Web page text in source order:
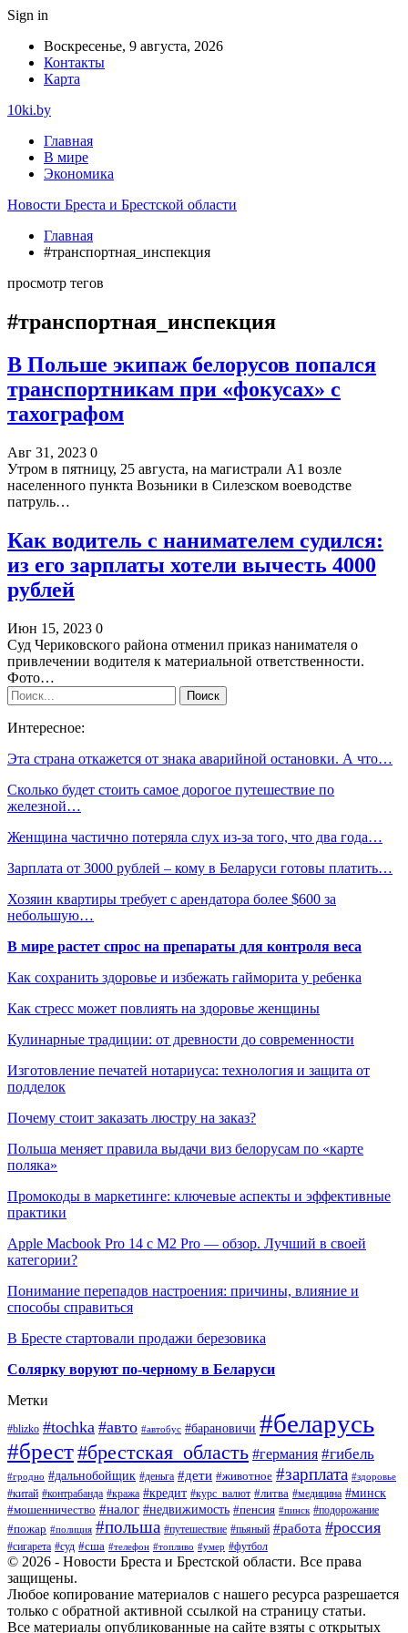
Sign in
Воскресенье, 9 августа, 2026
Контакты
Карта
10ki.by
Главная
В мире
Экономика
Новости Бреста и Брестской области
Главная
#транспортная_инспекция
просмотр тегов
#транспортная_инспекция
В Польше экипаж белорусов попался
транспортникам при «фокусах» с
тахографом
Авг 31, 2023 0
Утром в пятницу, 25 августа, на магистрали А1 возле
населенного пункта Возьники в Силезском воеводстве
патруль…
Как водитель с нанимателем судился:
из его зарплаты хотели вычесть 4000
рублей
Июн 15, 2023 0
Суд Чериковского района отменил приказ нанимателя о
привлечении водителя к материальной ответственности.
Фото…
Интересное:
Эта страна откажется от знака аварийной остановки. А что…
Сколько будет стоить самое дорогое путешествие по
железной…
Женщина частично потеряла слух из-за того, что два года…
Зарплата от 3000 рублей – кому в Беларуси готовы платить…
Хозяин квартиры требует с арендатора более $600 за
небольшую…
В мире растет спрос на препараты для контроля веса
Как сохранить здоровье и избежать гайморита у ребенка
Как стресс может повлиять на здоровье женщины
Кулинарные традиции: от древности до современности
Изготовление печатей нотариуса: технология и защита от
подделок
Почему стоит заказать люстру на заказ?
Польша меняет правила выдачи виз белорусам по «карте
поляка»
Промокоды в маркетинге: ключевые аспекты и эффективные
практики
Apple Macbook Pro 14 с M2 Pro — обзор. Лучший в своей
категории?
Понимание перепадов настроения: причины, влияние и
способы справиться
В Бресте стартовали продажи березовика
Солярку воруют по-черному в Беларуси
Метки
#blizko #tochka #авто #автобус #барановичи #беларусь
#брест#брестская_область #германия #гибель
#гродно #дальнобойщик #деньга #дети #животное #зарплата #здоровье
#китай #контрабанда #кража #кредит #курс_валют #литва #медицина #минск
#мошенничество #налог #недвижимость #пенсия #пинск #подорожание
#пожар #полиция #польша #путешествие #пьяный #работа #россия
#сигарета #суд #сша #телефон #топливо #умер #футбол
© 2026 - Новости Бреста и Брестской области. Все права
защищены.
Любое копирование материалов с нашего ресурса разрешается
только с обратной активной ссылкой на страницу статьи.
Все материалы опубликованные на сайте взяты с открытых